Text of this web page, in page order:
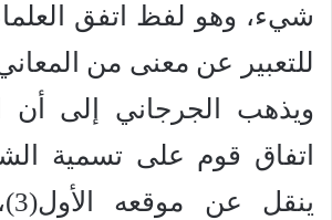
شيء، وهو لفظ اتفق
ويذهب الجرجاني إلى أن
اتفاق قوم على تسمية